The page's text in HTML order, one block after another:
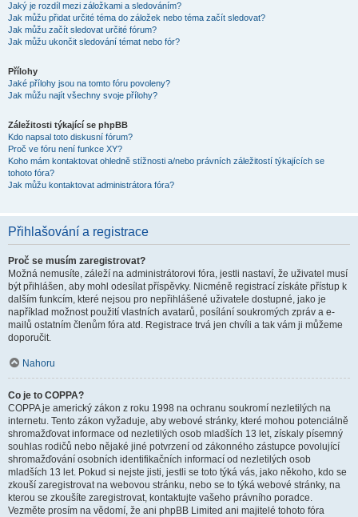
Jaký je rozdíl mezi záložkami a sledováním?
Jak můžu přidat určité téma do záložek nebo téma začít sledovat?
Jak můžu začít sledovat určité fórum?
Jak můžu ukončit sledování témat nebo fór?
Přílohy
Jaké přílohy jsou na tomto fóru povoleny?
Jak můžu najít všechny svoje přílohy?
Záležitosti týkající se phpBB
Kdo napsal toto diskusní fórum?
Proč ve fóru není funkce XY?
Koho mám kontaktovat ohledně stížnosti a/nebo právních záležitostí týkajících se
tohoto fóra?
Jak můžu kontaktovat administrátora fóra?
Přihlašování a registrace
Proč se musím zaregistrovat?
Možná nemusíte, záleží na administrátorovi fóra, jestli nastaví, že uživatel musí
být přihlášen, aby mohl odesílat příspěvky. Nicméně registrací získáte přístup k
dalším funkcím, které nejsou pro nepřihlášené uživatele dostupné, jako je
například možnost použití vlastních avatarů, posílání soukromých zpráv a e-
mailů ostatním členům fóra atd. Registrace trvá jen chvíli a tak vám ji můžeme
doporučit.
Nahoru
Co je to COPPA?
COPPA je americký zákon z roku 1998 na ochranu soukromí nezletilých na
internetu. Tento zákon vyžaduje, aby webové stránky, které mohou potenciálně
shromažďovat informace od nezletilých osob mladších 13 let, získaly písemný
souhlas rodičů nebo nějaké jiné potvrzení od zákonného zástupce povolující
shromažďování osobních identifikačních informací od nezletilých osob
mladších 13 let. Pokud si nejste jisti, jestli se toto týká vás, jako někoho, kdo se
zkouší zaregistrovat na webovou stránku, nebo se to týká webové stránky, na
kterou se zkoušíte zaregistrovat, kontaktujte vašeho právního poradce.
Vezměte prosím na vědomí, že ani phpBB Limited ani majitelé tohoto fóra